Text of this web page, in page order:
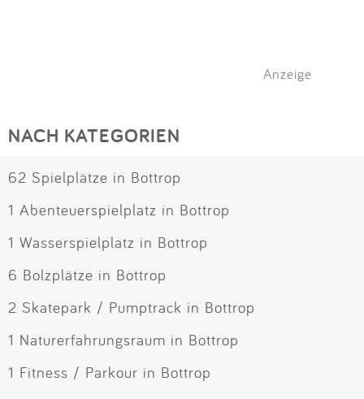
Anzeige
NACH KATEGORIEN
62 Spielplätze in Bottrop
1 Abenteuerspielplatz in Bottrop
1 Wasserspielplatz in Bottrop
6 Bolzplätze in Bottrop
2 Skatepark / Pumptrack in Bottrop
1 Naturerfahrungsraum in Bottrop
1 Fitness / Parkour in Bottrop